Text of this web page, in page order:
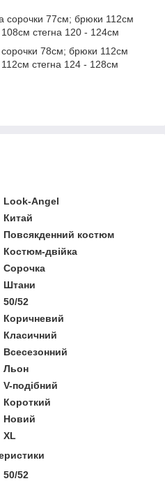
сорочки 77см; брюки 112см
стегна 120 - 124см
78см; брюки 112см
стегна 124 - 128см
Look-Angel
Китай
Повсякденний костюм
Костюм-двійка
Сорочка
Штани
50/52
Коричневий
Класичний
Всесезонний
Льон
V-подібний
Короткий
Новий
XL
50/52